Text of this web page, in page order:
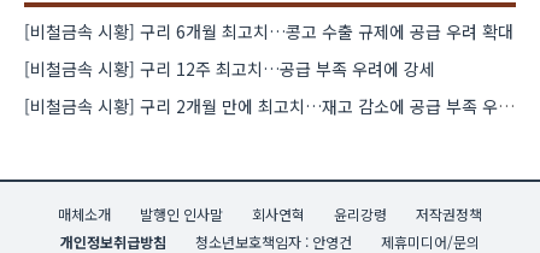
[비철금속 시황] 구리 6개월 최고치…콩고 수출 규제에 공급 우려 확대
[비철금속 시황] 구리 12주 최고치…공급 부족 우려에 강세
[비철금속 시황] 구리 2개월 만에 최고치…재고 감소에 공급 부족 우려 확대
매체소개 발행인 인사말 회사연혁 윤리강령
저작권정책
개인정보취급방침
청소년보호책임자 : 안영건
제휴미디어/문의